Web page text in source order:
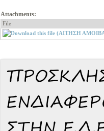
Attachments:
File
ΣΤΗΝ